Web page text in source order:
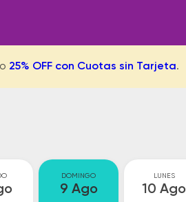
25% OFF con Cuotas sin Tarjeta.
DOMINGO
9 Ago
LUNES
10 Ago